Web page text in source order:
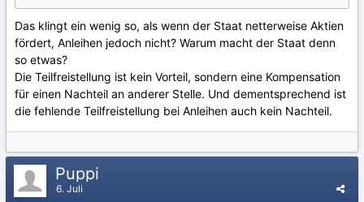
Das klingt ein wenig so, als wenn der Staat netterweise Aktien
fördert, Anleihen jedoch nicht? Warum macht der Staat denn
so etwas?
Die Teilfreistellung ist kein Vorteil, sondern eine Kompensation
für einen Nachteil an anderer Stelle. Und dementsprechend ist
die fehlende Teilfreistellung bei Anleihen auch kein Nachteil.
Puppi
6. Juli